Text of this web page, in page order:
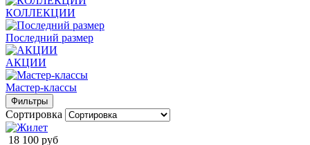
КОЛЛЕКЦИИ
Последний размер
АКЦИИ
Мастер-классы
Фильтры
Сортировка
18 100 руб